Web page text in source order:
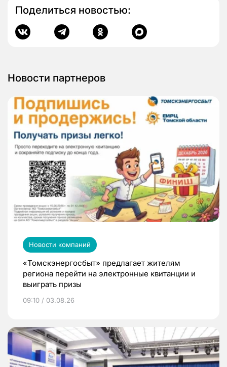
Поделиться новостью:
Новости партнеров
Новости компаний
«Томскэнергосбыт» предлагает жителям
региона перейти на электронные квитанции и
выиграть призы
09:10 / 03.08.26